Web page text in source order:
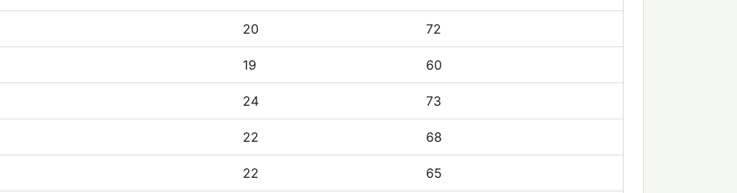
20 72
19 60
24 73
22 68
22 65